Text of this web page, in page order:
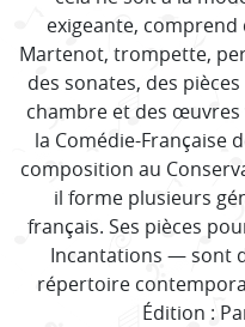
exigeante,
Martenot, trompette,
des sonates, des
chambre et des
la Comédie-Française
composition au
il forme plusieurs
français. Ses pièces
Incantations — sont
répertoire
Édition :